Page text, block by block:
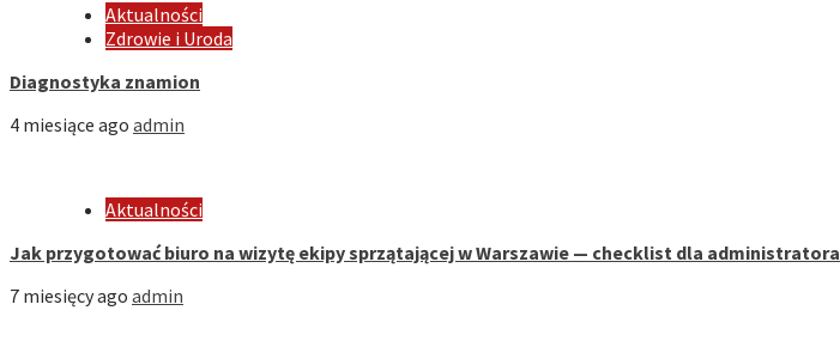
Aktualności
Zdrowie i Uroda
Diagnostyka znamion
4 miesiące ago admin
Aktualności
Jak przygotować biuro na wizytę ekipy sprzątającej w Warszawie — checklist dla administratora
7 miesięcy ago admin